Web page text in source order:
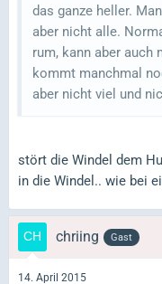
das ganze heller.
aber nicht alle.
rum, kann aber auch
kommt manchmal
aber nicht viel und
stört die Windel dem
in die Windel.. wie bei
chriing Gast
14. April 2015